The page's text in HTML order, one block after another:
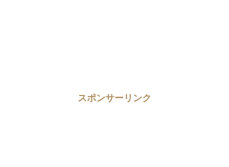
スポンサーリンク